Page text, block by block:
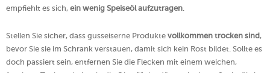
empfiehlt es sich, ein wenig Speiseöl aufzutragen
Stellen Sie sicher, dass gusseiserne Produkte vollkommen trocken sind,
bevor Sie sie im Schrank verstauen, damit sich kein Rost bildet. Sollte es
doch passiert sein, entfernen Sie die Flecken mit einem weichen,